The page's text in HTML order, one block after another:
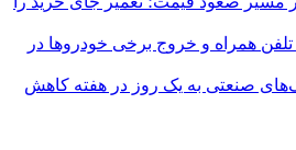
همراه و خروج برخی خودروها در
صنعتی به یک روز در هفته کاهش